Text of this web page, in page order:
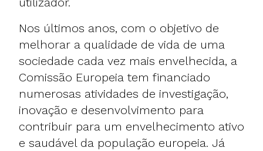
Nos últimos anos, com o objetivo de
melhorar a qualidade de vida de uma
sociedade cada vez mais envelhecida, a
Comissão Europeia tem financiado
numerosas atividades de investigação,
inovação e desenvolvimento para
contribuir para um envelhecimento ativo
e saudável da população europeia. Já